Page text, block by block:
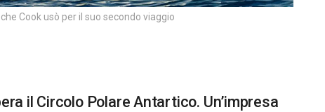
che Cook usò per il suo secondo viaggio
il Circolo Polare Antartico. Un’impresa